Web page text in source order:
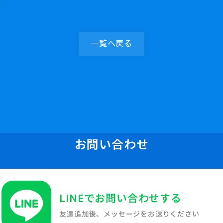
一覧へ戻る
お問い合わせ
LINEでお問い合わせする
友達追加後、メッセージをお送りください